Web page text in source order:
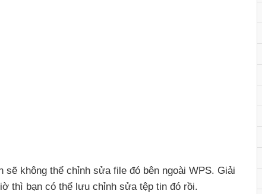
sẽ không thể chỉnh sửa file đó bên ngoài WPS. Giải
thì bạn có thể lưu chỉnh sửa tệp tin đó rồi.